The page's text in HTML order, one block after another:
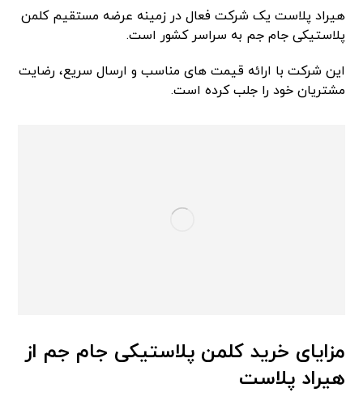
هیراد پلاست یک شرکت فعال در زمینه عرضه مستقیم کلمن
پلاستیکی جام جم به سراسر کشور است.
این شرکت با ارائه قیمت‌ های مناسب و ارسال سریع، رضایت
مشتریان خود را جلب کرده است.
مزایای خرید کلمن پلاستیکی جام جم از
هیراد پلاست